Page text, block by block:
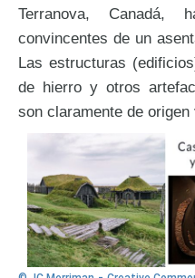
Terranova, Canadá,
convincentes de un
Las estructuras
de hierro y otros
son claramente de origen